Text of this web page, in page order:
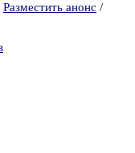
Разместить анонс /